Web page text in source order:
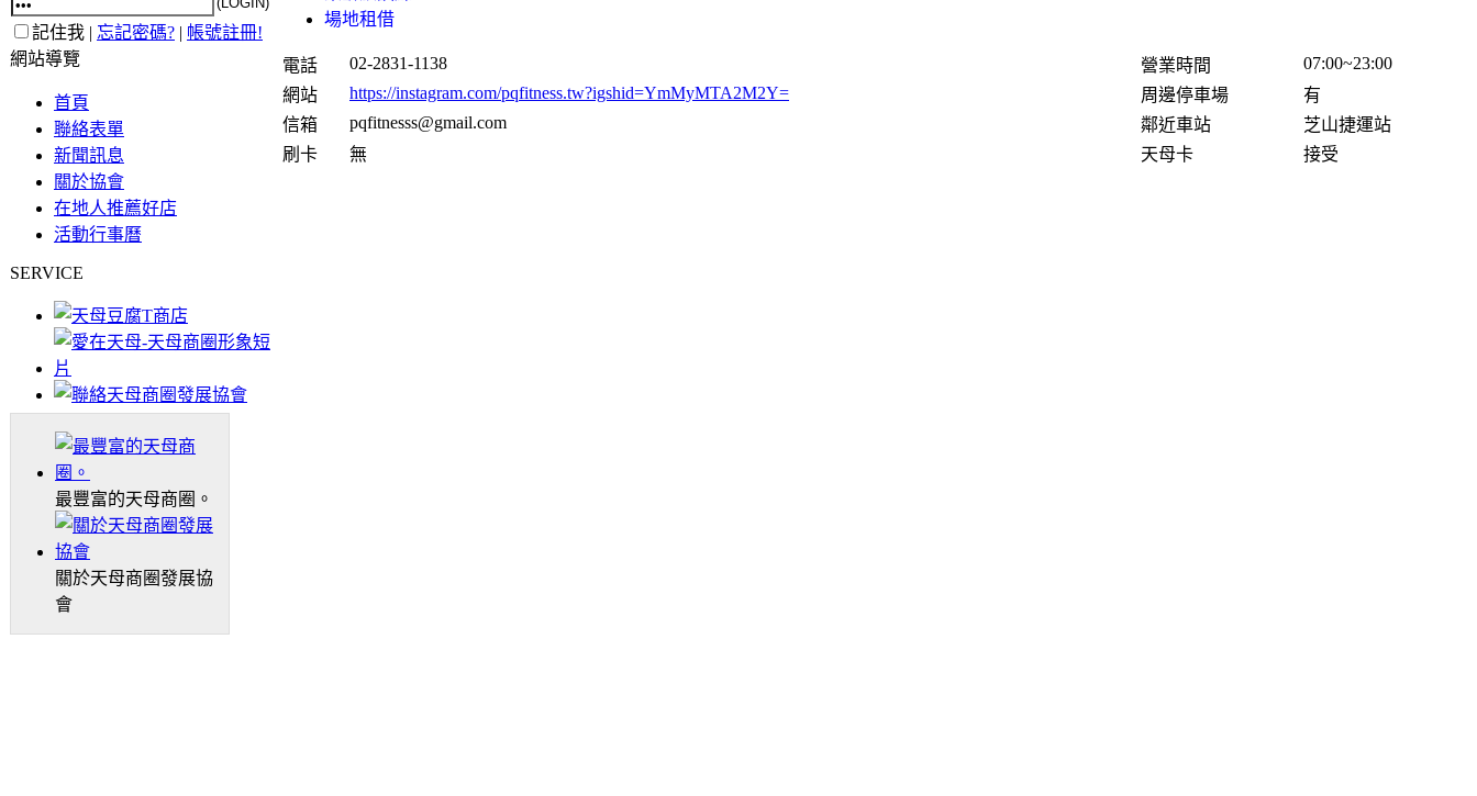
記住我 | 忘記密碼? | 帳號註冊!
網站導覽
首頁
聯絡表單
新聞訊息
關於協會
在地人推薦好店
活動行事曆
SERVICE
最豐富的天母商圈。
關於天母商圈發展協
會
場地租借
電話 02-2831-1138 營業時間
07:00~23:00
網站
https://instagram.com/pqfitness.tw?igshid=YmMyMTA2M2Y= 周邊停車場
有
信箱
pqfitnesss@gmail.com 鄰近車站
芝山捷運站
刷卡
無 天母卡 接受